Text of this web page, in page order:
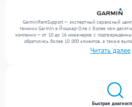
GarminRemSupport — экспертный сервисный
техники Garmin в Йошкар-Оле с более чем
компании — от 10 до 16 инженеров с
обратились более 10 000 клиентов, а также
превысило 12 000. Ежемесячно в сервисный центр
включая , , . Мы устраняем поломки любой
Читать далее
Быстрая